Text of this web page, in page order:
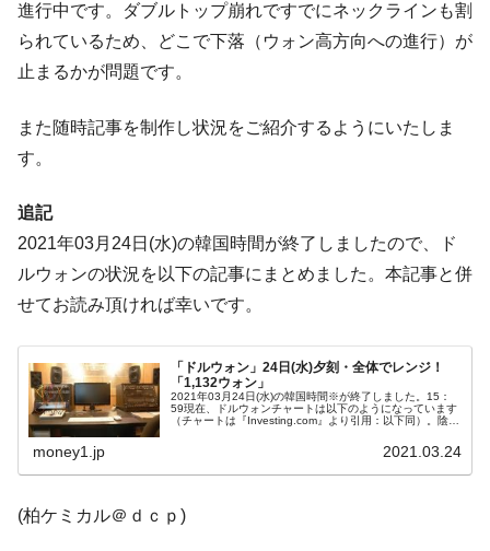
『Money1』
在韓米国大使スティールが着韓！⇒ さっそ
く空港に詰めかけ「出て行け！」「極右勢力」のプラカー
ドを掲げる「在韓反米勢力」
ータセンター整備」⇒ だから無理だってば。
『Money1』
『Money1』
発。
『Money1』
韓国政府「ニセＫ-ブランドを通報しようキ
ャンペーン」⇒ あの名物教授も登場！
『Money1』
韓国「橋が落ちました」⇒ 耐久性「なさす
ぎ」では。
『Money1』
韓国鉄鋼最大手『POSCO』ズブズブ沈む。
営業利益80.2％も減少
『Money1』
する差別。許してはおかぬ
進行中です。ダブルトップ崩れですでにネックラインも割
られているため、どこで下落（ウォン高方向への進行）が
止まるかが問題です。
また随時記事を制作し状況をご紹介するようにいたしま
す。
追記
2021年03月24日(水)の韓国時間が終了しましたので、ド
ルウォンの状況を以下の記事にまとめました。本記事と併
せてお読み頂ければ幸いです。
「ドルウォン」24日(水)夕刻・全体でレンジ！
「1,132ウォン」
2021年03月24日(水)の韓国時間※が終了しました。15：
59現在、ドルウォンチャートは以下のようになっています
（チャートは『Investing.com』より引用：以下同）。陰線
money1.jp 2021.03.24
(柏ケミカル＠ｄｃｐ)